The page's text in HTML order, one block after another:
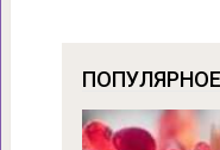
ПОПУЛЯРНОЕ